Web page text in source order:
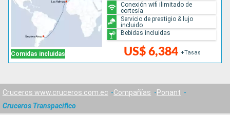
Comidas incluidas US$ 6,384 +Tasas
Conexión wifi ilimitado de
cortesía
Servicio de prestigio & lujo
incluido
Bebidas incluidas
Cruceros www.cruceros.com.ec Compañías
Ponant
Cruceros Transpacifico